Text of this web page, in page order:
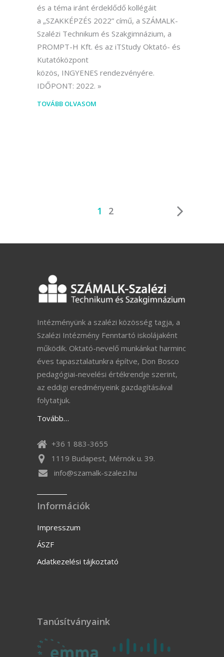
és a téma iránt érdeklődő kollégáit
a „SZAKKÉPZÉS 2022” című, a SZÁMALK-
Szalézi Technikum és Szakgimnázium, a
PROMPT-H Kft. és az iTStudy Oktató- és
Kutatóközpont
közös, INGYENES rendezvényére.
IDŐPONT: 2022.
TOVÁBB OLVASOM
1 2
Intézményünk a szalézi közösség tagja, a
Szalézi Intézmény Fenntartó iskolájaként
működik. Oktató-nevelő munkánkat harminc
éves tapasztalatunkra építve, Don Bosco
pedagógiai-nevelési értékrendje szerint,
az eddigi eredményeink gazdagításával
folytatjuk.
Tovább…
+36 1 883-3655
1119 Budapest, Mérnök u. 39.
info@szamalk-szalezi.hu
Információk
Impresszum
ÁSZF
Adatkezelési tájkoztató
Tanúsítványaink